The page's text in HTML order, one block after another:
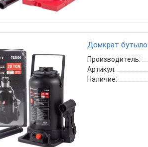
Домкрат
Производитель:
Артикул:
Наличие: